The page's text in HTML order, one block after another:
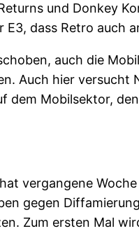
und Donkey
dass Retro auch
auch die
Auch hier
Mobilsektor,
vergangene
gegen
Zum ersten Mal